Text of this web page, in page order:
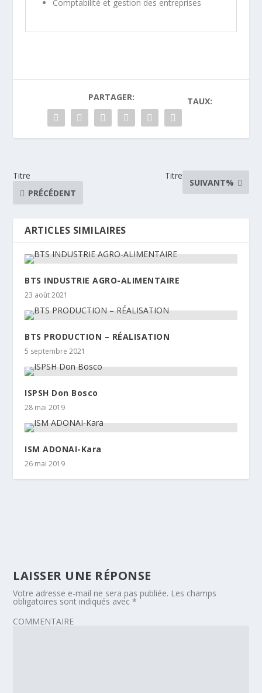
Comptabilité et gestion des entreprises
PARTAGER: TAUX:
Titre
PRÉCÉDENT
Titre
SUIVANT%
ARTICLES SIMILAIRES
BTS INDUSTRIE AGRO-ALIMENTAIRE
23 août 2021
BTS PRODUCTION – RÉALISATION
5 septembre 2021
ISPSH Don Bosco
28 mai 2019
ISM ADONAI-Kara
26 mai 2019
LAISSER UNE RÉPONSE
Votre adresse e-mail ne sera pas publiée. Les champs
obligatoires sont indiqués avec*
COMMENTAIRE